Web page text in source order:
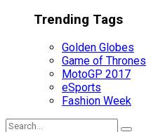
Trending Tags
Golden Globes
Game of Thrones
MotoGP 2017
eSports
Fashion Week